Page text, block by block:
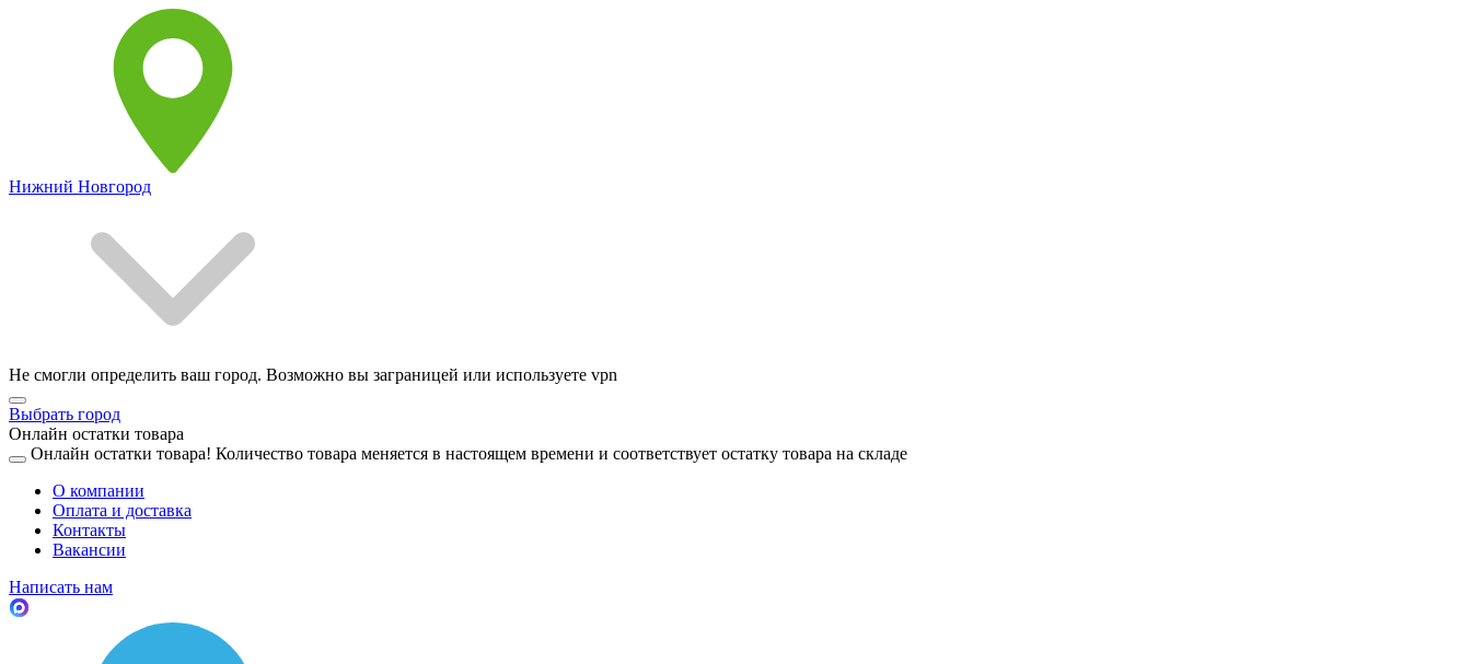
Нижний Новгород
Не смогли определить ваш город. Возможно вы заграницей или используете vpn
Выбрать город
Онлайн остатки товара
Онлайн остатки товара! Количество товара меняется в настоящем времени и соответствует остатку товара на складе
О компании
Оплата и доставка
Контакты
Вакансии
Написать нам